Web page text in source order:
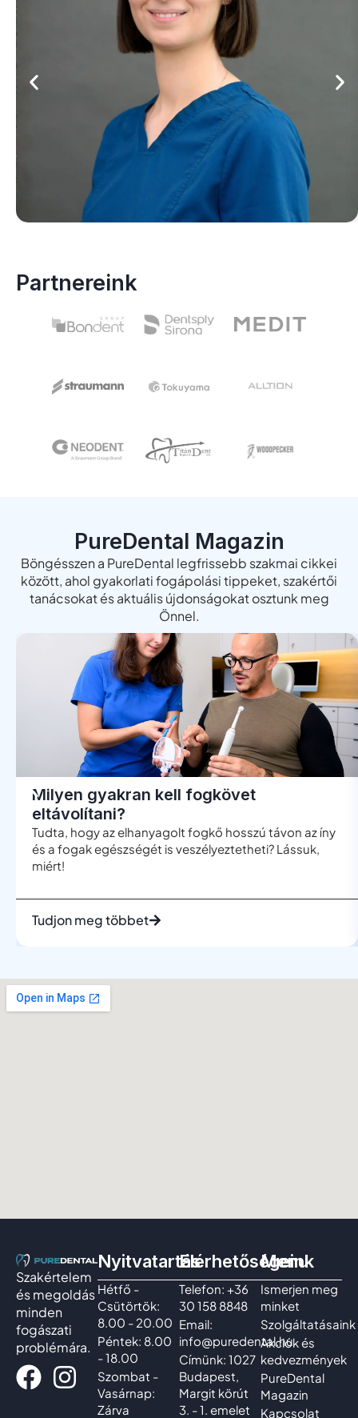
Partnereink
PureDental Magazin
Böngésszen a PureDental legfrissebb szakmai cikkei
között, ahol gyakorlati fogápolási tippeket, szakértői
tanácsokat és aktuális újdonságokat osztunk meg
Önnel.
Milyen gyakran kell fogkövet
eltávolítani?
Tudta, hogy az elhanyagolt fogkő hosszú távon az íny
és a fogak egészségét is veszélyeztetheti? Lássuk,
miért!
Tudjon meg többet
Szakértelem
és megoldás
minden
fogászati
problémára.
Nyitvatartás
Hétfő -
Csütörtök:
8.00 - 20.00
Péntek: 8.00
- 18.00
Szombat -
Vasárnap:
Zárva
Elérhetőségeink
Telefon: +36
30 158 8848
Email:
info@puredental.hu
Címünk: 1027
Budapest,
Margit körút
3. - 1. emelet
Menu
Ismerjen meg
minket
Szolgáltatásaink
Akciók és
kedvezmények
PureDental
Magazin
Kapcsolat